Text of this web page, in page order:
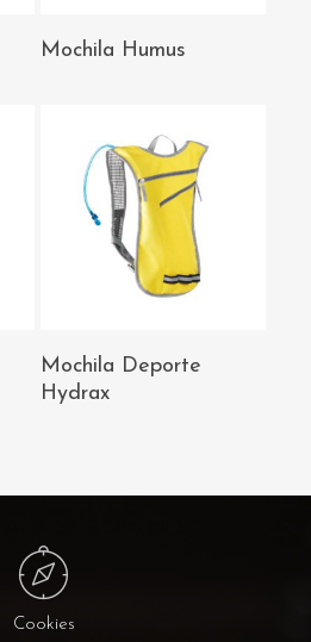
AÑADIR AL
Mochila Humus
AÑADIR AL
CARRITO
Mochila Deporte
Hydrax
Cookies